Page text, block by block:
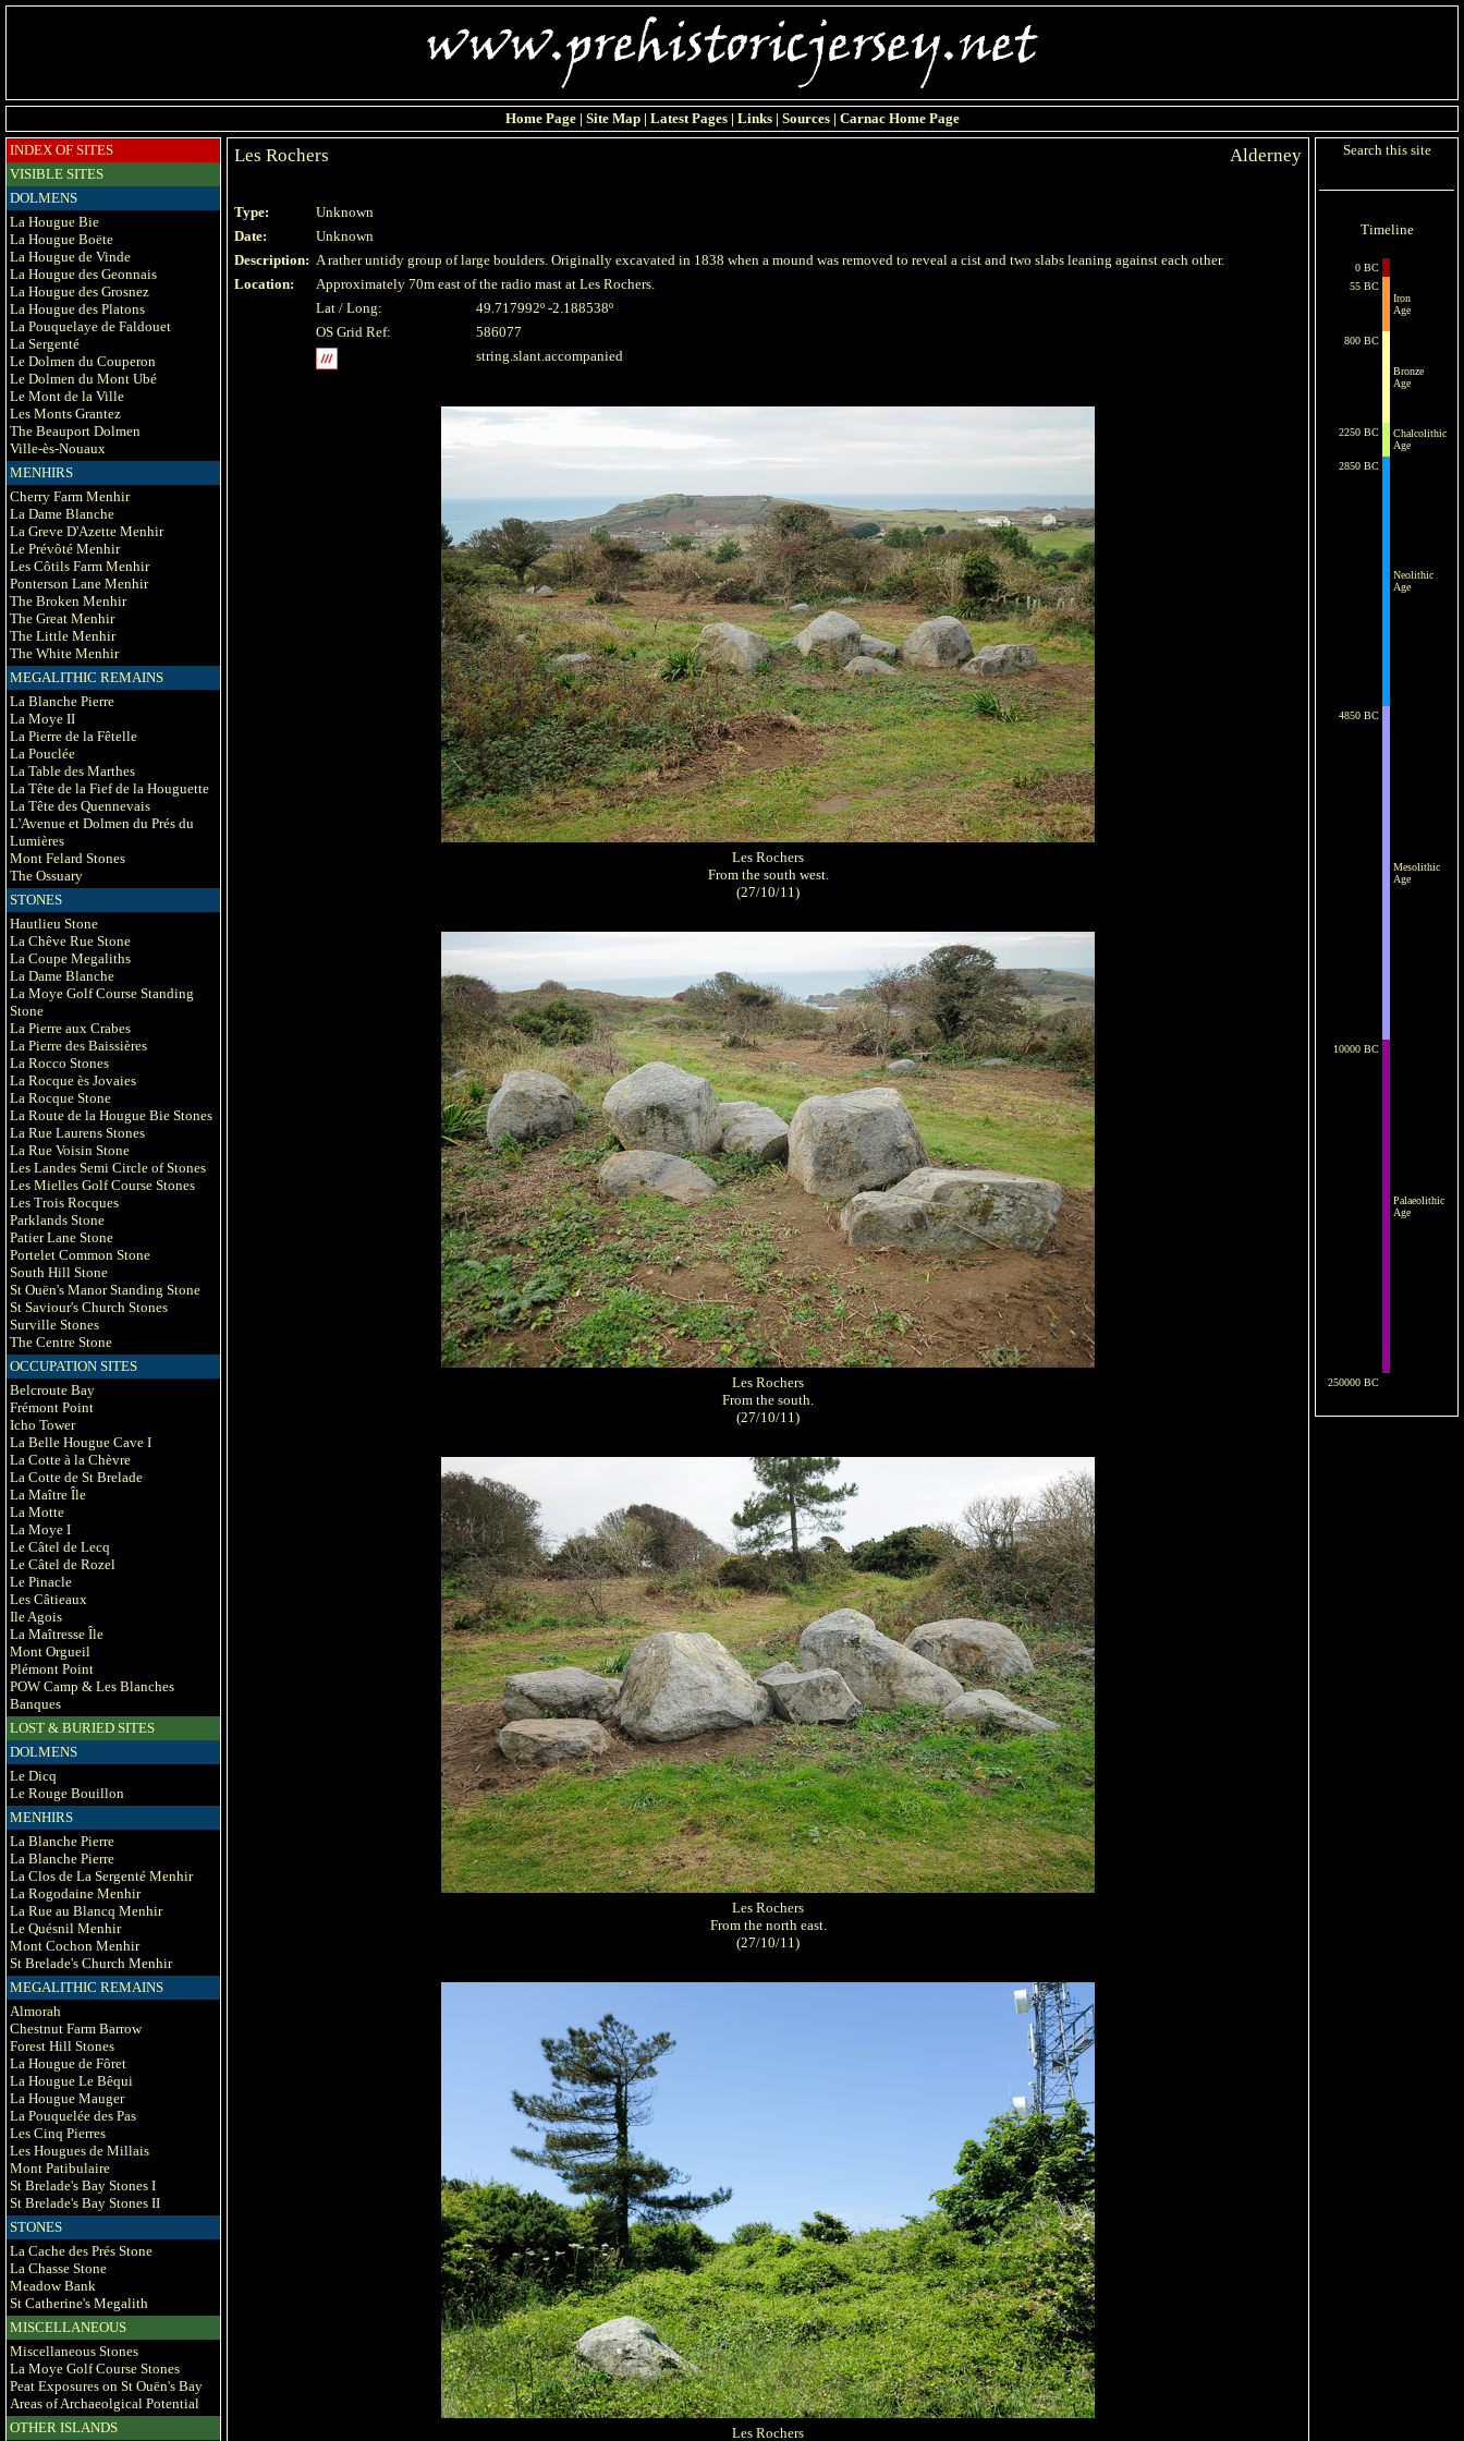
Home Page| Site Map| Latest Pages| Links| Sources| Carnac Home Page
INDEX OF SITES
VISIBLE SITES
DOLMENS
La Hougue Bie
La Hougue Boëte
La Hougue de Vinde
La Hougue des Geonnais
La Hougue des Grosnez
La Hougue des Platons
La Pouquelaye de Faldouet
La Sergenté
Le Dolmen du Couperon
Le Dolmen du Mont Ubé
Le Mont de la Ville
Les Monts Grantez
The Beauport Dolmen
Ville-ès-Nouaux
MENHIRS
Cherry Farm Menhir
La Dame Blanche
La Greve D'Azette Menhir
Le Prévôté Menhir
Les Côtils Farm Menhir
Ponterson Lane Menhir
The Broken Menhir
The Great Menhir
The Little Menhir
The White Menhir
MEGALITHIC REMAINS
La Blanche Pierre
La Moye II
La Pierre de la Fêtelle
La Pouclée
La Table des Marthes
La Tête de la Fief de la Houguette
La Tête des Quennevais
L'Avenue et Dolmen du Prés du
Lumières
Mont Felard Stones
The Ossuary
STONES
Hautlieu Stone
La Chêve Rue Stone
La Coupe Megaliths
La Dame Blanche
La Moye Golf Course Standing
Stone
La Pierre aux Crabes
La Pierre des Baissières
La Rocco Stones
La Rocque ès Jovaies
La Rocque Stone
La Route de la Hougue Bie Stones
La Rue Laurens Stones
La Rue Voisin Stone
Les Landes Semi Circle of Stones
Les Mielles Golf Course Stones
Les Trois Rocques
Parklands Stone
Patier Lane Stone
Portelet Common Stone
South Hill Stone
St Ouën's Manor Standing Stone
St Saviour's Church Stones
Surville Stones
The Centre Stone
OCCUPATION SITES
Belcroute Bay
Frémont Point
Icho Tower
La Belle Hougue Cave I
La Cotte à la Chèvre
La Cotte de St Brelade
La Maître Île
La Motte
La Moye I
Le Câtel de Lecq
Le Câtel de Rozel
Le Pinacle
Les Câtieaux
Ile Agois
La Maîtresse Île
Mont Orgueil
Plémont Point
POW Camp & Les Blanches
Banques
LOST & BURIED SITES
DOLMENS
Le Dicq
Le Rouge Bouillon
MENHIRS
La Blanche Pierre
La Blanche Pierre
La Clos de La Sergenté Menhir
La Rogodaine Menhir
La Rue au Blancq Menhir
Le Quésnil Menhir
Mont Cochon Menhir
St Brelade's Church Menhir
MEGALITHIC REMAINS
Almorah
Chestnut Farm Barrow
Forest Hill Stones
La Hougue de Fôret
La Hougue Le Bêqui
La Hougue Mauger
La Pouquelée des Pas
Les Cinq Pierres
Les Hougues de Millais
Mont Patibulaire
St Brelade's Bay Stones I
St Brelade's Bay Stones II
STONES
La Cache des Prés Stone
La Chasse Stone
Meadow Bank
St Catherine's Megalith
MISCELLANEOUS
Miscellaneous Stones
La Moye Golf Course Stones
Peat Exposures on St Ouën's Bay
Areas of Archaeolgical Potential
OTHER ISLANDS
Les Rochers Alderney
Type:
Unknown
Date:
Unknown
Description: A rather untidy group of large boulders. Originally excavated in 1838 when a mound was removed to reveal a cist and two slabs leaning against each other.
Location:
Approximately 70m east of the radio mast at Les Rochers.
Lat / Long:
49.717992º -2.188538º
OS Grid Ref:
586077
string.slant.accompanied
Les Rochers
From the south west.
(27/10/11)
Les Rochers
From the south.
(27/10/11)
Les Rochers
From the north east.
(27/10/11)
Les Rochers
Search this site
Timeline
0 BC
55 BC
Iron
Age
800 BC
Bronze
Age
2250 BC
Chalcolithic
Age
2850 BC
Neolithic
Age
4850 BC
Mesolithic
Age
10000 BC
Palaeolithic
Age
250000 BC